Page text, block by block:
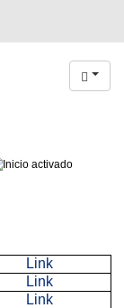
Link
Link
Link